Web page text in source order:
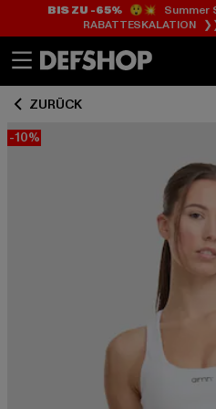
BIS ZU -65%😲💥 Summer
RABATTESKALATION
ZURÜCK
-10%